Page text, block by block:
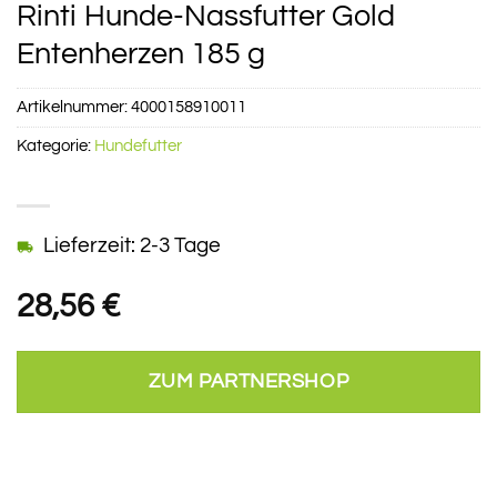
Rinti Hunde-Nassfutter Gold
Entenherzen 185 g
28,56 €
Lieferzeit: 2-3 Tage
ZUM PARTNERSHOP
Artikelnummer: 4000158910011
Kategorie: Hundefutter